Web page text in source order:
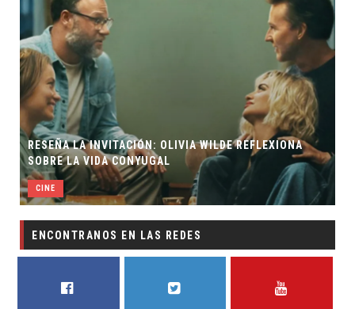
RESEÑA LA INVITACIÓN: OLIVIA WILDE REFLEXIONA
SOBRE LA VIDA CONYUGAL
CINE
ENCONTRANOS EN LAS REDES